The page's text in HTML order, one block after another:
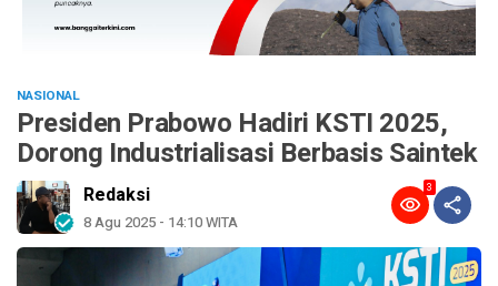
NASIONAL
Presiden Prabowo Hadiri KSTI 2025,
Dorong Industrialisasi Berbasis Saintek
Redaksi
8 Agu 2025 - 14:10 WITA
3